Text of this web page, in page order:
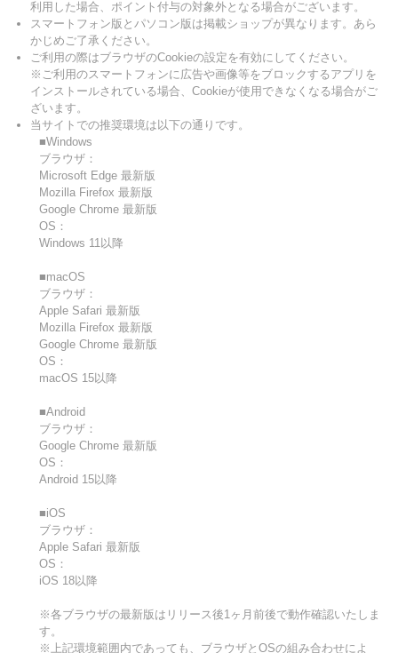
利用した場合、ポイント付与の対象外となる場合がございます。
スマートフォン版とパソコン版は掲載ショップが異なります。あら
かじめご了承ください。
ご利用の際はブラウザのCookieの設定を有効にしてください。
※ご利用のスマートフォンに広告や画像等をブロックするアプリを
インストールされている場合、Cookieが使用できなくなる場合がご
ざいます。
当サイトでの推奨環境は以下の通りです。
■Windows
ブラウザ：
Microsoft Edge 最新版
Mozilla Firefox 最新版
Google Chrome 最新版
OS：
Windows 11以降
■macOS
ブラウザ：
Apple Safari 最新版
Mozilla Firefox 最新版
Google Chrome 最新版
OS：
macOS 15以降
■Android
ブラウザ：
Google Chrome 最新版
OS：
Android 15以降
■iOS
ブラウザ：
Apple Safari 最新版
OS：
iOS 18以降
※各ブラウザの最新版はリリース後1ヶ月前後で動作確認いたしま
す。
※上記環境範囲内であっても、ブラウザとOSの組み合わせによ